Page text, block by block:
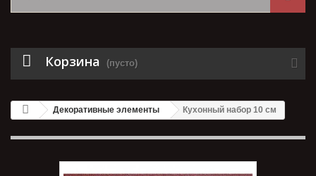
Корзина (пусто)
Декоративные элементы Кухонный набор 10 см